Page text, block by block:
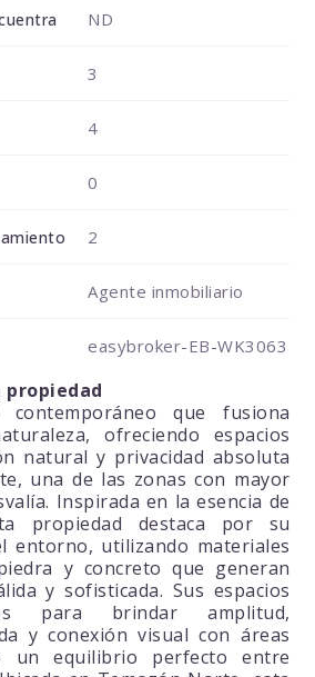
ND
3
4
0
2
Agente inmobiliario
easybroker-EB-WK3063
propiedad
que fusiona
ofreciendo espacios
natural y privacidad absoluta
una de las zonas con mayor
Inspirada en la esencia de
propiedad destaca por su
entorno, utilizando materiales
y concreto que generan
y sofisticada. Sus espacios
para brindar amplitud,
y conexión visual con áreas
un equilibrio perfecto entre